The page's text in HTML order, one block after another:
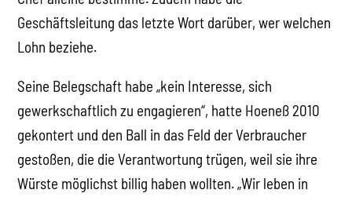
Geschäftsleitung das letzte Wort darüber, wer welchen
Lohn beziehe.
Seine Belegschaft habe „kein Interesse, sich
gewerkschaftlich zu engagieren“, hatte Hoeneß 2010
gekontert und den Ball in das Feld der Verbraucher
gestoßen, die die Verantwortung trügen, weil sie ihre
Würste möglichst billig haben wollten. „Wir leben in